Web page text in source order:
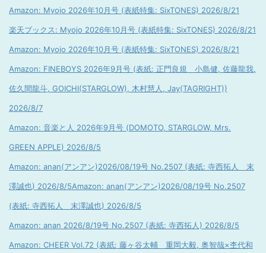
Amazon: Myojo 2026年10月号 (表紙特集: SixTONES) 2026/8/21
楽天ブックス: Myojo 2026年10月号 (表紙特集: SixTONES) 2026/8/21
Amazon: Myojo 2026年10月号 (表紙特集: SixTONES) 2026/8/21
Amazon: FINEBOYS 2026年9月号 (表紙: 正門良規 小島健, 佐藤龍我,
佐久間龍斗, GOICHI(STARGLOW), 木村慧人, Jay(TAGRIGHT))
2026/8/7
Amazon: 音楽と人 2026年9月号 (DOMOTO, STARGLOW, Mrs.
GREEN APPLE) 2026/8/5
Amazon: anan(アンアン)2026/08/19号 No.2507 (表紙: 寺西拓人 末
澤誠也) 2026/8/5Amazon: anan(アンアン)2026/08/19号 No.2507
(表紙: 寺西拓人 末澤誠也) 2026/8/5
Amazon: anan 2026/8/19号 No.2507 (表紙: 寺西拓人) 2026/8/5
Amazon: CHEER Vol.72 (表紙: 藤ヶ谷太輔 重岡大毅, 奥智哉×杢代和